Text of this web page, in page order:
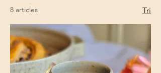
8 articles Tri